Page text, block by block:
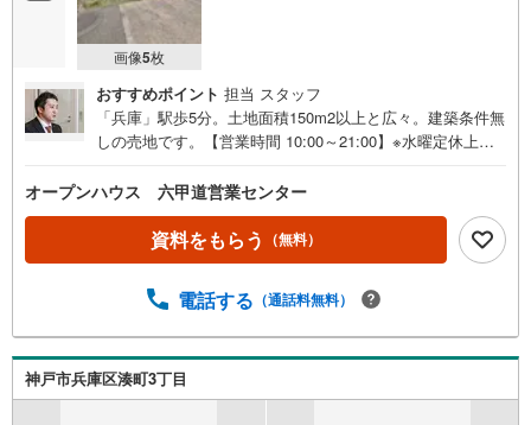
画像5枚
おすすめポイント 担当 スタッフ
「兵庫」駅歩5分。土地面積150m2以上と広々。建築条件無
しの売地です。【営業時間 10:00～21:00】※水曜定休上記
にご連絡ください！現地を見学される場合は「室内・現地
を見学する（無料）」ボタンよりご希望の日時をご記入い
ただけますとスムーズにご案内が可能です。◎現地のご案
内について・平日や夜遅い時間帯もご案内が可能 ※定休日
たします。・車でご自宅や最寄り駅等、ご指定の場所まで
個別FP相談会 無料物件のご紹介だけでなく住宅ローン・
資金のご相談、まずは家探しについて話を聞きたいという
方も大歓迎です！年間8000棟以上の限定物件を発表してい
オープンハウス 六甲道営業センター
資料をもらう （無料）
電話する （通話料無料）
神戸市兵庫区湊町3丁目